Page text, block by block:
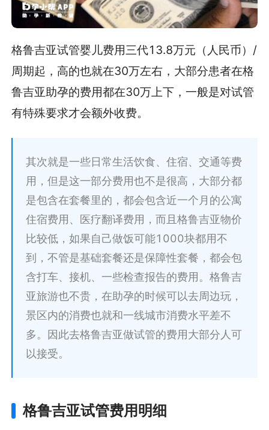
格鲁吉亚试管婴儿费用三代13.8万元（人民币）/
周期起，高的也就在30万左右，大部分患者在格
鲁吉亚助孕的费用都在30万上下，一般是对试管
有特殊要求才会额外收费。
其次就是一些日常生活饮食、住宿、交通等费
用，但是这一部分费用也不是很高，大部分都
是包含在套餐里的，都会包含近一个月的公寓
住宿费用、医疗翻译费用，而且格鲁吉亚物价
比较低，如果自己做饭可能1000块都用不
到，不管是基础套餐还是保障性套餐，都会包
含打车、接机、一些检查报告的费用。格鲁吉
亚旅游也不贵，在助孕的时候可以去周边玩，
景区内的消费也就和一线城市消费水平差不
多。因此去格鲁吉亚做试管的费用大部分人可
以接受。
格鲁吉亚试管费用明细